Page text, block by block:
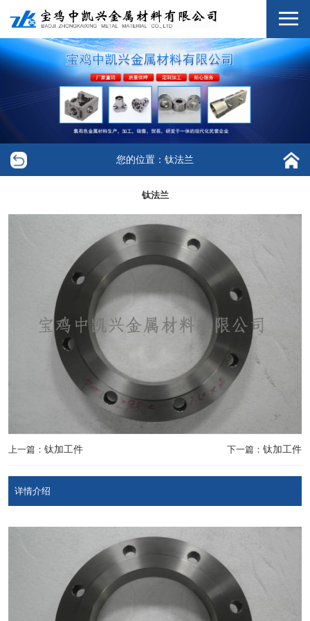
您的位置：钛法兰
钛法兰
上一篇： 钛加工件 下一篇：钛加工件
详情介绍